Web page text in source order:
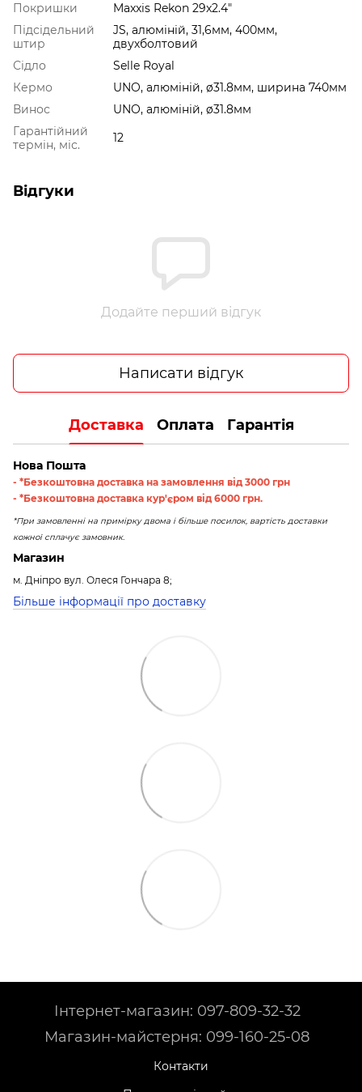
Покришки
Maxxis Rekon 29x2.4"
Підсідельний
штир
JS, алюміній, 31,6мм, 400мм,
двухболтовий
Сідло
Selle Royal
Кермо
UNO, алюміній, ø31.8мм, ширина 740мм
Винос
UNO, алюміній, ø31.8мм
Гарантійний
термін, міс.
12
Відгуки
Додайте перший відгук
Написати відгук
Доставка Оплата Гарантія
Нова Пошта
- *Безкоштовна доставка на замовлення від 3000 грн
- *Безкоштовна доставка кур'єром від 6000 грн.
*При замовленні на примірку двома і більше посилок, вартість доставки
кожної сплачує замовник.
Магазин
м. Дніпро вул. Олеся Гончара 8;
Більше інформації про доставку
Інтернет-магазин: 097-809-32-32
Магазин-майстерня: 099-160-25-08
Контакти